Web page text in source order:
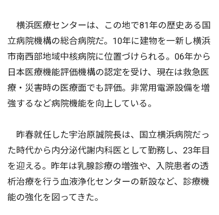
横浜医療センターは、この地で81年の歴史ある国
立病院機構の総合病院だ。10年に建物を一新し横浜
市南西部地域中核病院に位置づけられる。06年から
日本医療機能評価機構の認定を受け、現在は救急医
療・災害時の医療面でも評価。非常用電源設備を増
強するなど病院機能を向上している。
昨春就任した宇治原誠院長は、国立横浜病院だっ
た時代から内分泌代謝内科医として勤務し、23年目
を迎える。昨年は乳腺診療の増強や、入院患者の透
析治療を行う血液浄化センターの新設など、診療機
能の強化を図ってきた。